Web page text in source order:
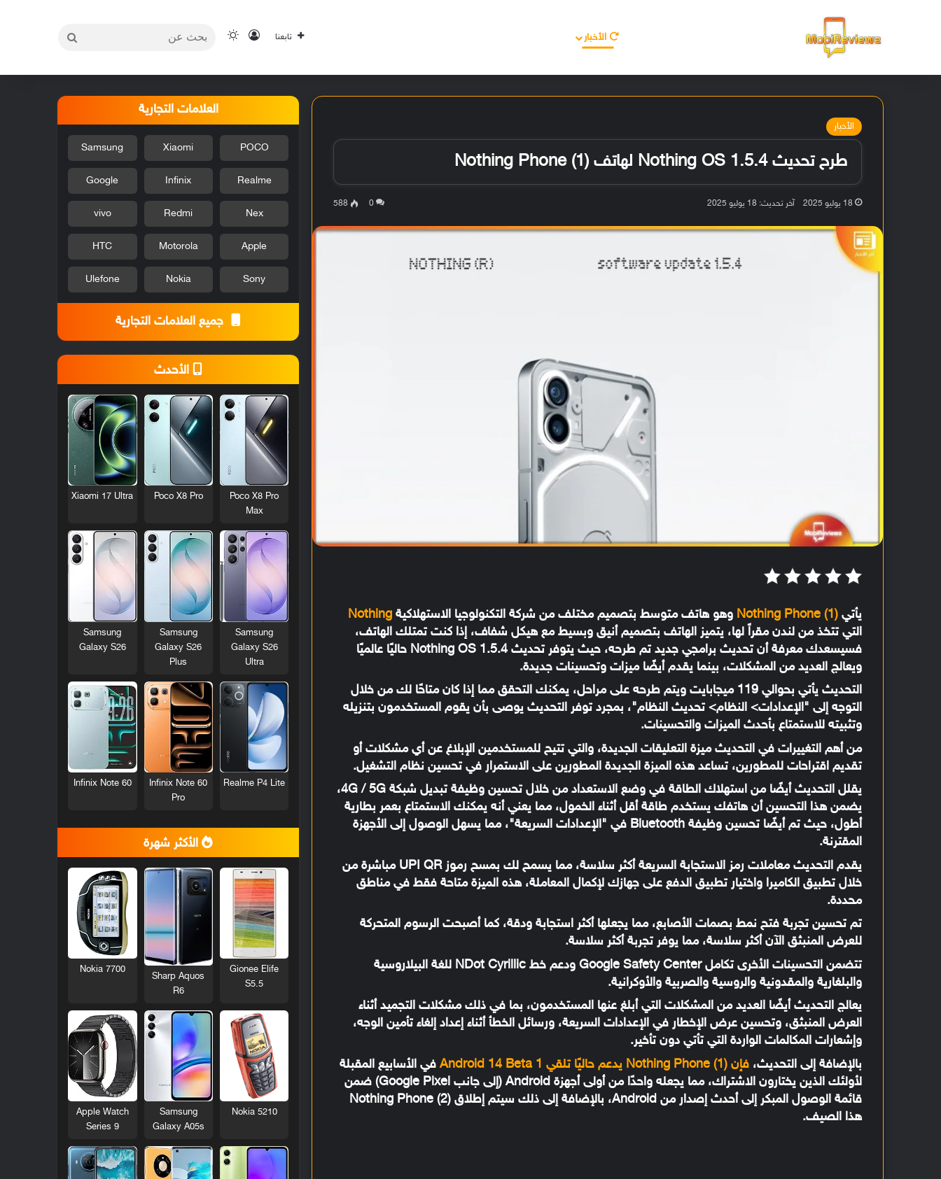
الأخبار تابعنا تسجيل الدخول
الوضع المظلم
الأخبار
طرح تحديث Nothing OS 1.5.4 لهاتف Nothing Phone (1)
18 يوليو 2025 آخر تحديث: 18 يوليو 2025 0
588
يأتيNothing Phone (1) وهو هاتف متوسط بتصميم مختلف من شركة التكنولوجيا الاستهلاكيةNothing
التي تتخذ من لندن مقراً لها، يتميز الهاتف بتصميم أنيق وبسيط مع هيكل شفاف، إذا كنت تمتلك الهاتف،
فسيسعدك معرفة أن تحديث برامجي جديد تم طرحه، حيث يتوفر تحديث Nothing OS 1.5.4 حاليًا عالميًا
ويعالج العديد من المشكلات، بينما يقدم أيضًا ميزات وتحسينات جديدة.
التحديث يأتي بحوالي 119 ميجابايت ويتم طرحه على مراحل، يمكنك التحقق مما إذا كان متاحًا لك من خلال
التوجه إلى "الإعدادات> النظام> تحديث النظام"، بمجرد توفر التحديث يوصى بأن يقوم المستخدمون بتنزيله
وتثبيته للاستمتاع بأحدث الميزات والتحسينات.
من أهم التغييرات في التحديث ميزة التعليقات الجديدة، والتي تتيح للمستخدمين الإبلاغ عن أي مشكلات أو
تقديم اقتراحات للمطورين، تساعد هذه الميزة الجديدة المطورين على الاستمرار في تحسين نظام التشغيل.
يقلل التحديث أيضًا من استهلاك الطاقة في وضع الاستعداد من خلال تحسين وظيفة تبديل شبكة 4G / 5G،
يضمن هذا التحسين أن هاتفك يستخدم طاقة أقل أثناء الخمول، مما يعني أنه يمكنك الاستمتاع بعمر بطارية
أطول، حيث تم أيضًا تحسين وظيفة Bluetooth في "الإعدادات السريعة"، مما يسهل الوصول إلى الأجهزة
المقترنة.
يقدم التحديث معاملات رمز الاستجابة السريعة أكثر سلاسة، مما يسمح لك بمسح رموز UPI QR مباشرة من
خلال تطبيق الكاميرا واختيار تطبيق الدفع على جهازك لإكمال المعاملة، هذه الميزة متاحة فقط في مناطق
محددة.
تم تحسين تجربة فتح نمط بصمات الأصابع، مما يجعلها أكثر استجابة ودقة، كما أصبحت الرسوم المتحركة
للعرض المنبثق الآن أكثر سلاسة، مما يوفر تجربة أكثر سلاسة.
تتضمن التحسينات الأخرى تكامل Google Safety Center ودعم خط NDot Cyrillic للغة البيلاروسية
والبلغارية والمقدونية والروسية والصربية والأوكرانية.
يعالج التحديث أيضًا العديد من المشكلات التي أبلغ عنها المستخدمون، بما في ذلك مشكلات التجميد أثناء
العرض المنبثق، وتحسين عرض الإخطار في الإعدادات السريعة، ورسائل الخطأ أثناء إعداد إلغاء تأمين الوجه،
وإشعارات المكالمات الواردة التي تأتي دون تأخير.
بالإضافة إلى التحديث،فإن Nothing Phone (1) يدعم حاليًا تلقي Android 14 Beta 1
في الأسابيع المقبلة
لأولئك الذين يختارون الاشتراك، مما يجعله واحدًا من أولى أجهزة Android (إلى جانب Google Pixel) ضمن
قائمة الوصول المبكر إلى أحدث إصدار من Android، بالإضافة إلى ذلك سيتم إطلاق Nothing Phone (2)
هذا الصيف.
العلامات التجارية
POCO
Xiaomi
Samsung
Realme
Infinix
Google
Nex
Redmi
vivo
Apple
Motorola
HTC
Sony
Nokia
Ulefone
جميع العلامات التجارية
الأحدث
Poco X8 Pro
Max
Poco X8 Pro
Xiaomi 17 Ultra
Samsung
Galaxy S26
Ultra
Samsung
Galaxy S26
Plus
Samsung
Galaxy S26
Realme P4 Lite
Infinix Note 60
Pro
Infinix Note 60
الأكثر شهرة
Gionee Elife
S5.5
Sharp Aquos
R6
Nokia 7700
Nokia 5210
Samsung
Galaxy A05s
Apple Watch
Series 9